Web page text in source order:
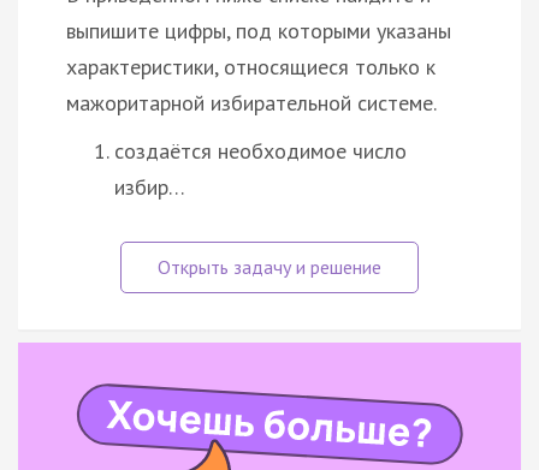
выпишите цифры, под которыми указаны
характеристики, относящиеся только к
мажоритарной избирательной системе.
создаётся необходимое число
избир…